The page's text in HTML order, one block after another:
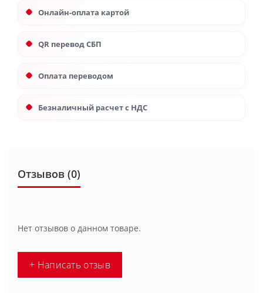
Онлайн-оплата картой
QR перевод СБП
Оплата переводом
Безналичный расчет с НДС
Отзывов (0)
Нет отзывов о данном товаре.
+ Написать отзыв